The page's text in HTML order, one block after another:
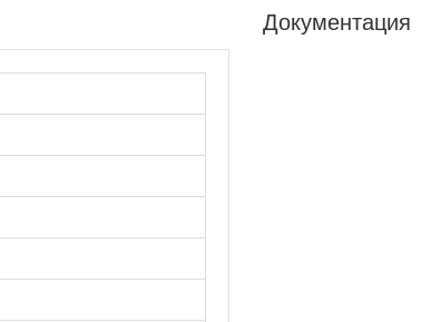
Документация